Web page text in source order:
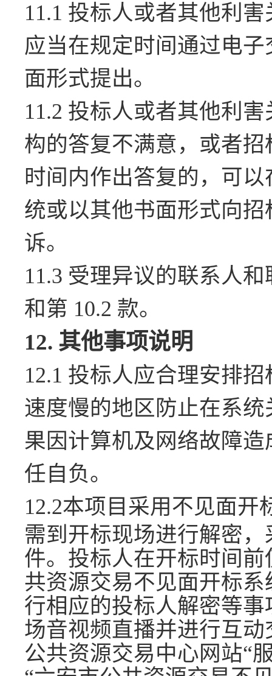
11.1 投标人或者其他利
应当在规定时间通过电
面形式提出。
11.2 投标人或者其他利
构的答复不满意，或者
时间内作出答复的，可
统或以其他书面形式向
诉。
11.3 受理异议的联系人
和第 10.2 款。
12. 其他事项说明
12.1 投标人应合理安排
速度慢的地区防止在系
果因计算机及网络故障
任自负。
12.2本项目采用不见面开
需到开标现场进行解密
件。投标人在开标时间前
共资源交易不见面开标
行相应的投标人解密等
场音视频直播并进行互
公共资源交易中心网站“